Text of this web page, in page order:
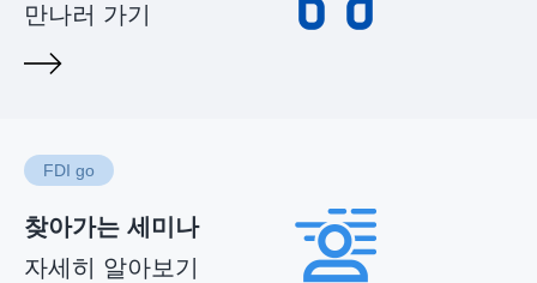
만나러 가기
FDI go
찾아가는 세미나
자세히 알아보기